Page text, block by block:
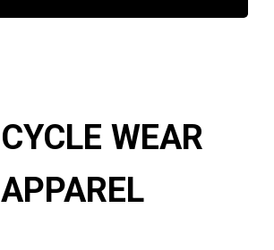
CYCLE WEAR
APPAREL